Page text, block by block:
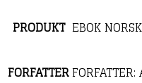
PRODUKT EBOK
FORFATTER